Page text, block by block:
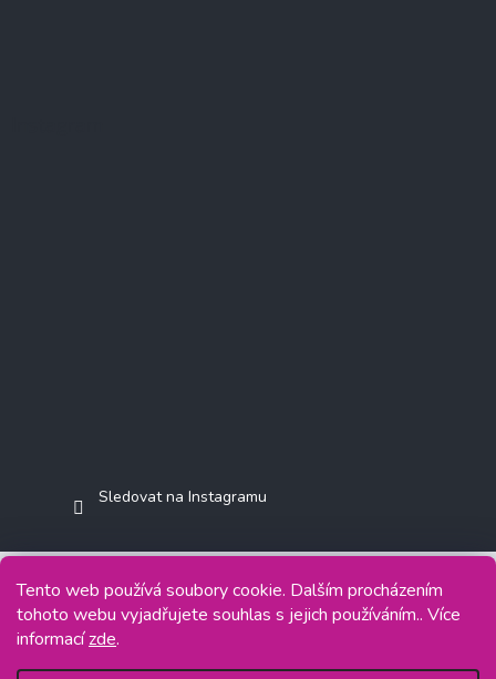
Tento web používá soubory cookie. Dalším procházením
tohoto webu vyjadřujete souhlas s jejich používáním.. Více
informacízde.
Sledovat na Instagramu
Copyright 2026Jasminkashop.cz. Všechna práva vyhrazena.